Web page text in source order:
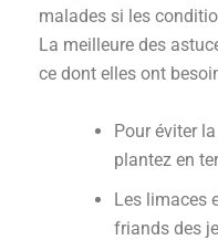
malades si les
La meilleure des
ce dont elles ont
Pour éviter
plantez en
Les limaces
friands des